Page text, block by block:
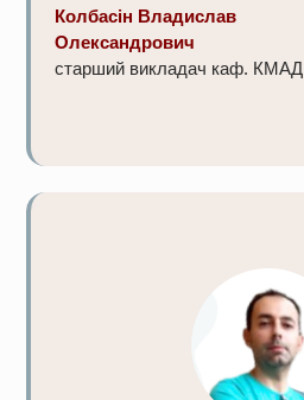
Колбасін Владислав
Олександрович
старший викладач каф. КМАД